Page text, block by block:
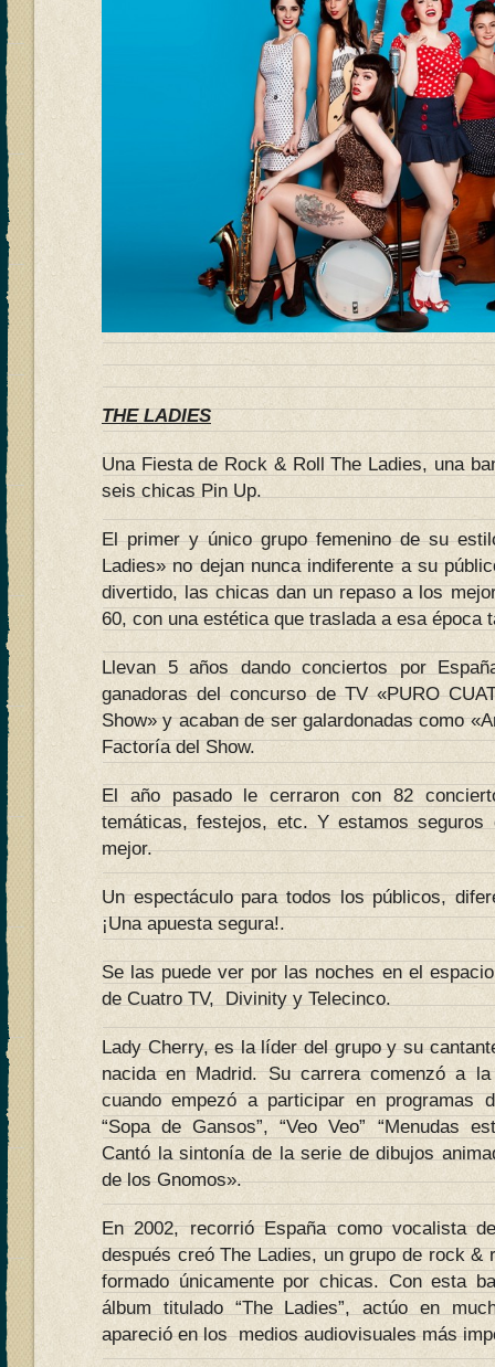
THE LADIES
Una Fiesta de Rock & Roll The Ladies, una
seis chicas Pin Up.
El primer y único grupo femenino de su
Ladies» no dejan nunca indiferente a su
divertido, las chicas dan un repaso a los
60, con una estética que traslada a esa época
Llevan 5 años dando conciertos por
ganadoras del concurso de TV «PURO
Show» y acaban de ser galardonadas como
Factoría del Show.
El año pasado le cerraron con 82
temáticas, festejos, etc. Y estamos
mejor.
Un espectáculo para todos los públicos,
¡Una apuesta segura!.
Se las puede ver por las noches en el
de Cuatro TV, Divinity y Telecinco.
Lady Cherry, es la líder del grupo y su
nacida en Madrid. Su carrera comenzó a
cuando empezó a participar en programas
“Sopa de Gansos”, “Veo Veo” “Menudas
Cantó la sintonía de la serie de dibujos
de los Gnomos».
En 2002, recorrió España como vocalista
después creó The Ladies, un grupo de rock &
formado únicamente por chicas. Con esta
álbum titulado “The Ladies”, actúo en
apareció en los medios audiovisuales más